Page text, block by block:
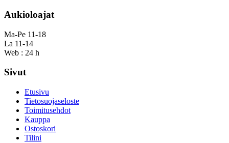
Aukioloajat
Ma-Pe 11-18
La 11-14
Web : 24 h
Sivut
Etusivu
Tietosuojaseloste
Toimitusehdot
Kauppa
Ostoskori
Tilini